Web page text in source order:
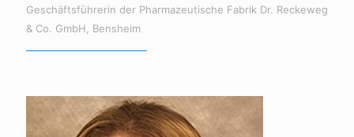
Geschäftsführerin der Pharmazeutische Fabrik Dr. Reckeweg
& Co. GmbH, Bensheim